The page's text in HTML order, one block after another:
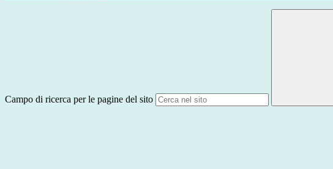
Campo di ricerca per le pagine del sito